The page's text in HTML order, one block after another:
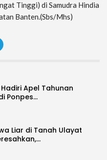
Tinggi) di Samudra Hindia
Banten.(Sbs/Mhs)
Apel Tahunan
Ponpes…
Liar di Tanah Ulayat